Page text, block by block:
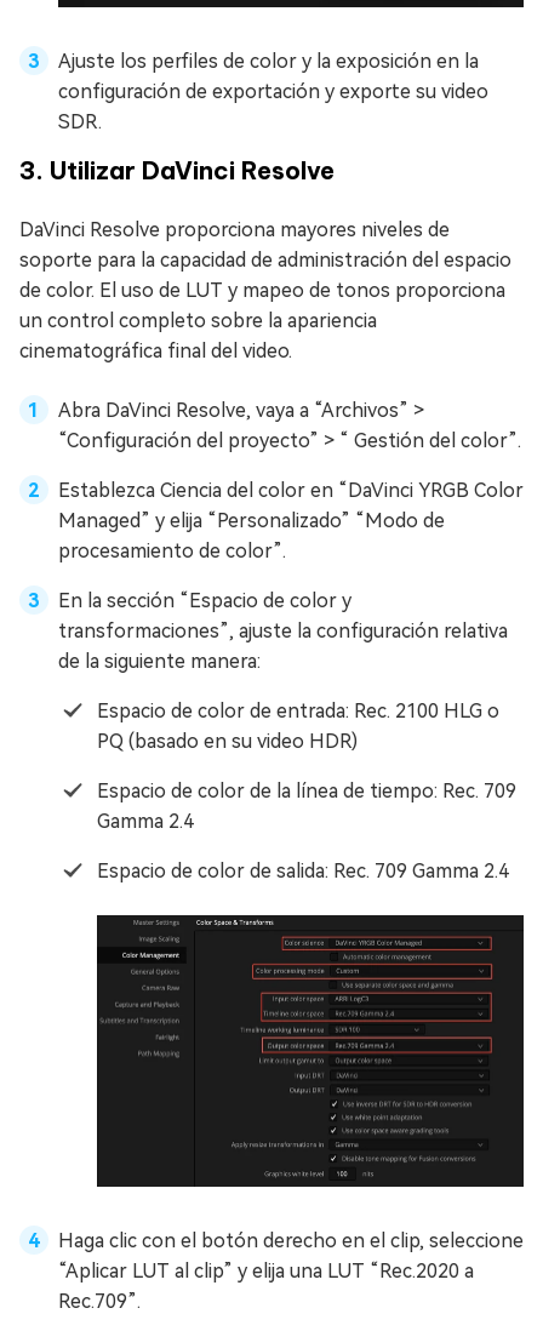
Ajuste los perfiles de color y la exposición en la
configuración de exportación y exporte su video
SDR.
3. Utilizar DaVinci Resolve
DaVinci Resolve proporciona mayores niveles de
soporte para la capacidad de administración del espacio
de color. El uso de LUT y mapeo de tonos proporciona
un control completo sobre la apariencia
cinematográfica final del video.
Abra DaVinci Resolve, vaya a “Archivos” >
“Configuración del proyecto” > “ Gestión del color”.
Establezca Ciencia del color en “DaVinci YRGB Color
Managed” y elija “Personalizado” “Modo de
procesamiento de color”.
En la sección “Espacio de color y
transformaciones”, ajuste la configuración relativa
de la siguiente manera:
Espacio de color de entrada: Rec. 2100 HLG o
PQ (basado en su video HDR)
Espacio de color de la línea de tiempo: Rec. 709
Gamma 2.4
Espacio de color de salida: Rec. 709 Gamma 2.4
Haga clic con el botón derecho en el clip, seleccione
“Aplicar LUT al clip” y elija una LUT “Rec.2020 a
Rec.709”.